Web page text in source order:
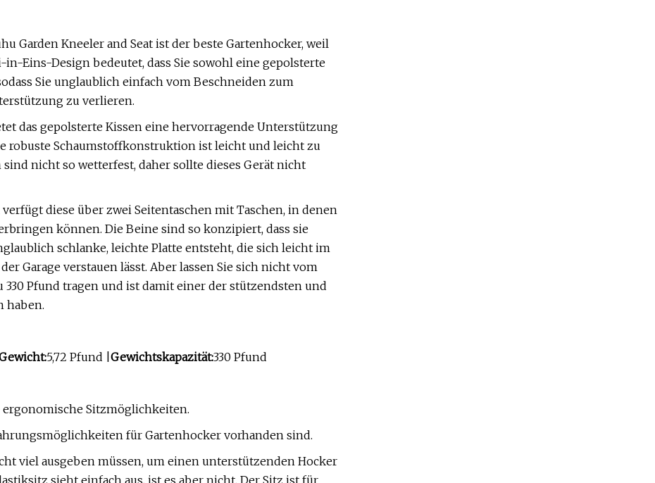
Garden Kneeler and Seat ist der beste Gartenhocker, weil
Eins-Design bedeutet, dass Sie sowohl eine gepolsterte
Sie unglaublich einfach vom Beschneiden zum
zu verlieren.
das gepolsterte Kissen eine hervorragende Unterstützung
robuste Schaumstoffkonstruktion ist leicht und leicht zu
nicht so wetterfest, daher sollte dieses Gerät nicht
diese über zwei Seitentaschen mit Taschen, in denen
können. Die Beine sind so konzipiert, dass sie
schlanke, leichte Platte entsteht, die sich leicht im
Garage verstauen lässt. Aber lassen Sie sich nicht vom
Pfund tragen und ist damit einer der stützendsten und
haben.
​​5,72 Pfund | Gewichtskapazität:330 Pfund
ergonomische Sitzmöglichkeiten.
für Gartenhocker vorhanden sind.
viel ausgeben müssen, um einen unterstützenden Hocker